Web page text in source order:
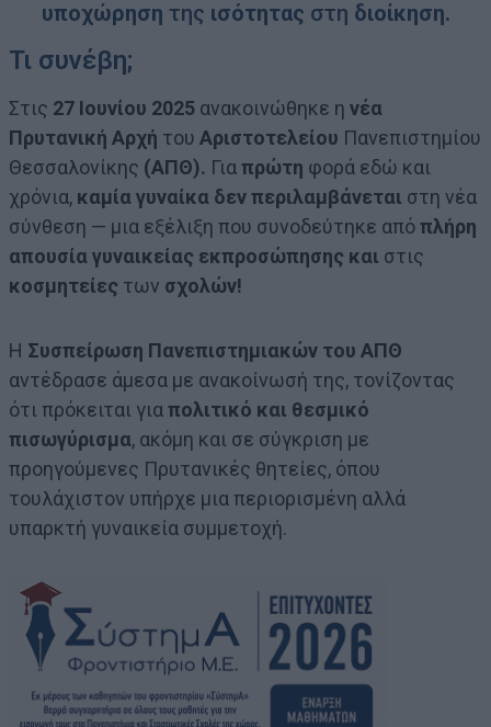
υποχώρηση της ισότητας στη διοίκηση.
Τι συνέβη;
Στις 27 Ιουνίου 2025 ανακοινώθηκε η νέα
Πρυτανική Αρχή του Αριστοτελείου Πανεπιστημίου
Θεσσαλονίκης (ΑΠΘ). Γιαπρώτη φορά εδώ και
χρόνια, καμία γυναίκα δεν περιλαμβάνεται στη νέα
σύνθεση — μια εξέλιξη που συνοδεύτηκε απόπλήρη
απουσία γυναικείας εκπροσώπησης και στις
κοσμητείες των σχολών!
Η Συσπείρωση Πανεπιστημιακών του ΑΠΘ
αντέδρασε άμεσα με ανακοίνωσή της, τονίζοντας
ότι πρόκειται γιαπολιτικό και θεσμικό
πισωγύρισμα, ακόμη και σε σύγκριση με
προηγούμενες Πρυτανικές θητείες, όπου
τουλάχιστον υπήρχε μια περιορισμένη αλλά
υπαρκτή γυναικεία συμμετοχή.